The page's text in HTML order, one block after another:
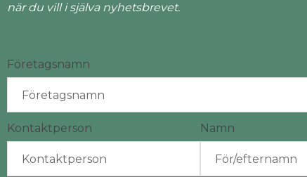
när du vill i själva nyhetsbrevet.
Företagsnamn
Kontaktperson Namn